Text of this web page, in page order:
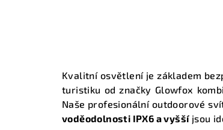
Kvalitní osvětlení je základem
turistiku od značky Glowfox
Naše profesionální outdoorové
voděodolnosti IPX6 a vyššíjsou